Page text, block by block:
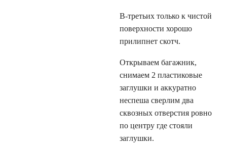
В-третьих только к чистой
поверхности хорошо
прилипнет скотч.
Открываем багажник,
снимаем 2 пластиковые
заглушки и аккуратно
неспеша сверлим два
сквозных отверстия ровно
по центру где стояли
заглушки.